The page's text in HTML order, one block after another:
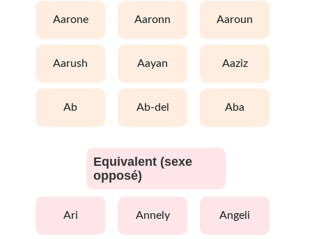
aarone aaronn aaroun
aarush aayan aaziz
ab ab-del aba
Equivalent (sexe
opposé)
ari annely angeli